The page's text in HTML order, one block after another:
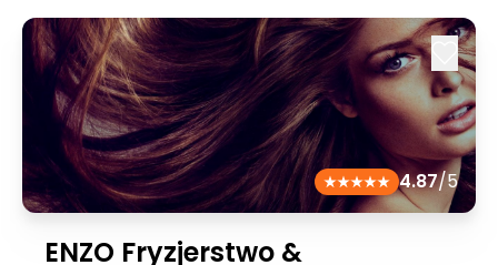
4.87/5
ENZO Fryzjerstwo &